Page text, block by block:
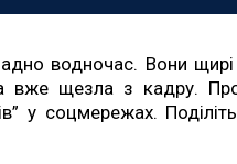
водночас. Вони
щезла з кадру.
у соцмережах.